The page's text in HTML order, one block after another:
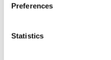
Preferences
Statistics